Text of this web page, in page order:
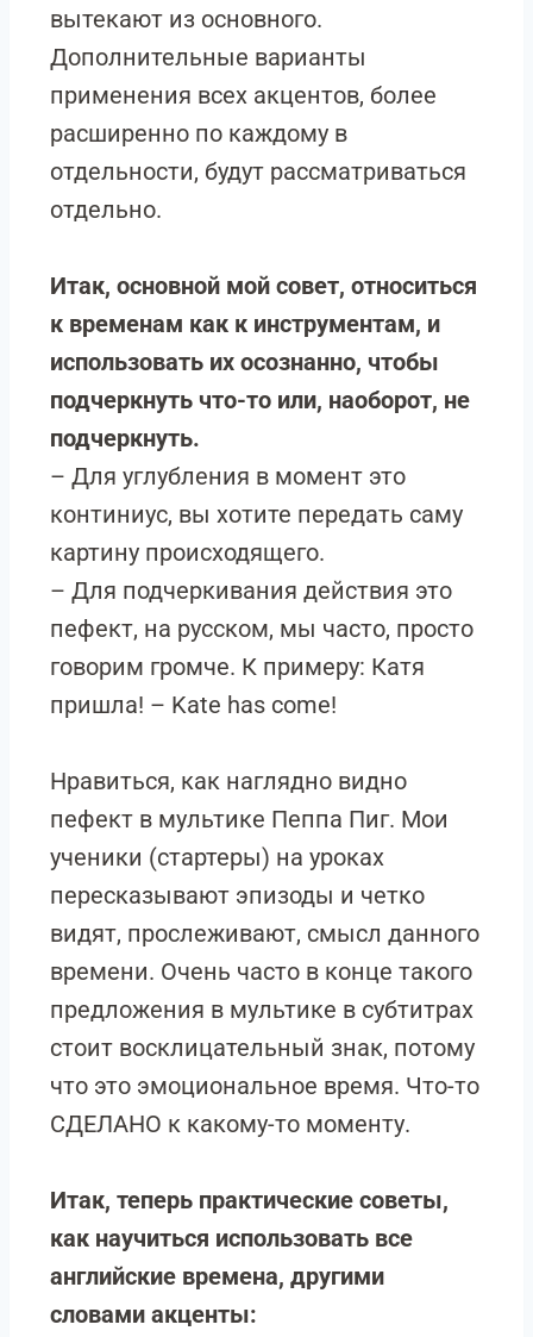
вытекают из основного.
Дополнительные варианты
применения всех акцентов, более
расширенно по каждому в
отдельности, будут рассматриваться
отдельно.
Итак, основной мой совет, относиться
к временам как к инструментам, и
использовать их осознанно, чтобы
подчеркнуть что-то или, наоборот, не
подчеркнуть.
– Для углубления в момент это
континиус, вы хотите передать саму
картину происходящего.
– Для подчеркивания действия это
пефект, на русском, мы часто, просто
говорим громче. К примеру: Катя
пришла! – Kate has come!
Нравиться, как наглядно видно
пефект в мультике Пеппа Пиг. Мои
ученики (стартеры) на уроках
пересказывают эпизоды и четко
видят, прослеживают, смысл данного
времени. Очень часто в конце такого
предложения в мультике в субтитрах
стоит восклицательный знак, потому
что это эмоциональное время. Что-то
СДЕЛАНО к какому-то моменту.
Итак, теперь практические советы,
как научиться использовать все
английские времена, другими
словами акценты: